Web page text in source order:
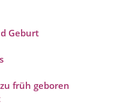
Geburt
früh geboren